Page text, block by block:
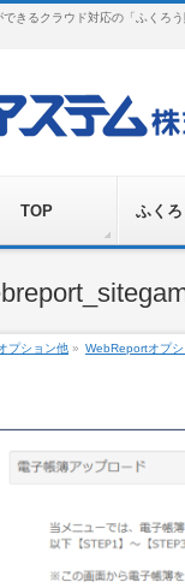
できるクラウド対応の「ふくろ
TOP ふく
プション他 » WebReportオプ